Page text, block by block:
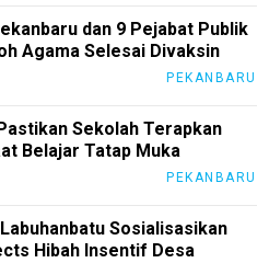
dan 9 Pejabat Publik
Agama Selesai Divaksin
PEKANBARU
Sekolah Terapkan
Belajar Tatap Muka
PEKANBARU
Labuhanbatu Sosialisasikan
Hibah Insentif Desa